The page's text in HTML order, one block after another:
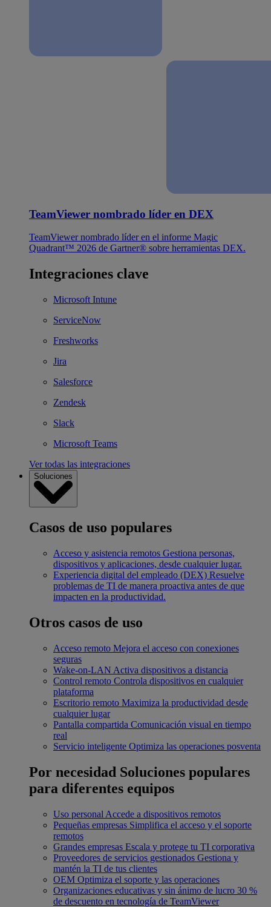
TeamViewer nombrado líder en DEX
TeamViewer nombrado líder en el informe Magic
Quadrant™ 2026 de Gartner® sobre herramientas DEX.
Integraciones clave
Microsoft Intune
ServiceNow
Freshworks
Jira
Salesforce
Zendesk
Slack
Microsoft Teams
Ver todas las integraciones
Soluciones
Casos de uso populares
Acceso y asistencia remotos Gestiona personas,
dispositivos y aplicaciones, desde cualquier lugar.
Experiencia digital del empleado (DEX) Resuelve
problemas de TI de manera proactiva antes de que
impacten en la productividad.
Otros casos de uso
Acceso remoto Mejora el acceso con conexiones
seguras
Wake-on-LAN Activa dispositivos a distancia
Control remoto Controla dispositivos en cualquier
plataforma
Escritorio remoto Maximiza la productividad desde
cualquier lugar
Pantalla compartida Comunicación visual en tiempo
real
Servicio inteligente Optimiza las operaciones posventa
Por necesidad Soluciones populares
para diferentes equipos
Uso personal Accede a dispositivos remotos
Pequeñas empresas Simplifica el acceso y el soporte
remotos
Grandes empresas Escala y protege tu TI corporativa
Proveedores de servicios gestionados Gestiona y
mantén la TI de tus clientes
OEM Optimiza el soporte y las operaciones
Organizaciones educativas y sin ánimo de lucro 30 %
de descuento en tecnología de TeamViewer